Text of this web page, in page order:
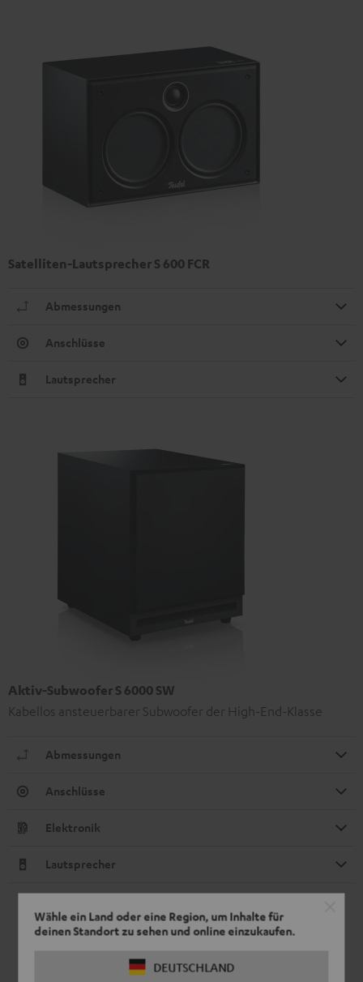
Wähle ein Land oder eine Region, um Inhalte für
deinen Standort zu sehen und online einzukaufen.
DEUTSCHLAND
Satelliten-Lautsprecher S 600 FCR
Abmessungen
Anschlüsse
Lautsprecher
Aktiv-Subwoofer S 6000 SW
Kabellos ansteuerbarer Subwoofer der High-End-Klasse
Abmessungen
Anschlüsse
Elektronik
Lautsprecher